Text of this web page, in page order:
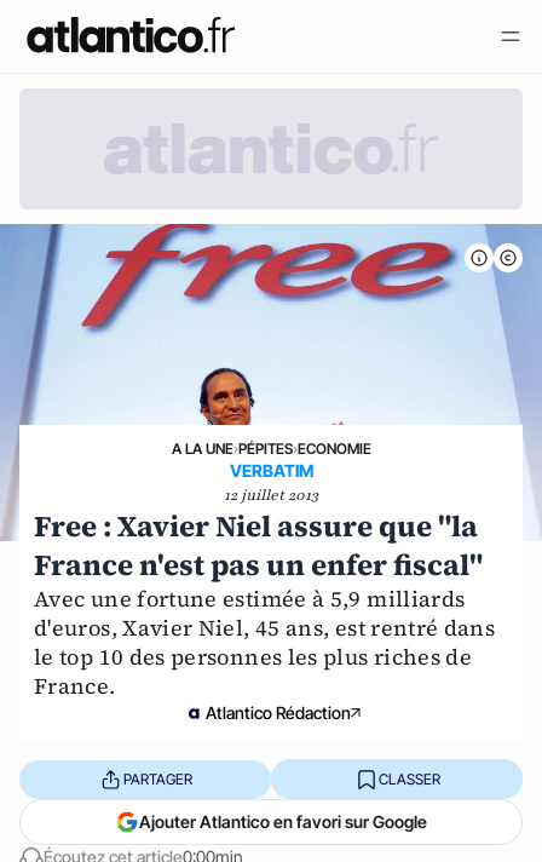
A LA UNE›PÉPITES›ECONOMIE
VERBATIM
12 juillet 2013
Free : Xavier Niel assure que "la
France n'est pas un enfer fiscal"
Avec une fortune estimée à 5,9 milliards
d'euros, Xavier Niel, 45 ans, est rentré dans
le top 10 des personnes les plus riches de
France.
Atlantico Rédaction
Écoutez cet article0:00min
PARTAGER CLASSER
Ajouter Atlantico en favori sur Google